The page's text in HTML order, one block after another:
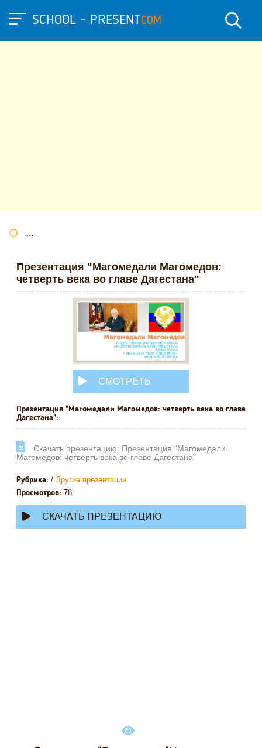
SCHOOL - PRESENTCOM
Презентация "Магомедали Магомедов:
четверть века во главе Дагестана"
СМОТРЕТЬ
ОНЛАЙН
Презентация "Магомедали Магомедов: четверть века во главе
Дагестана":
Cкачать презентацию: Презентация "Магомедали
Магомедов: четверть века во главе Дагестана"
Рубрика: / Другие презентации
Просмотров: 78
СКАЧАТЬ ПРЕЗЕНТАЦИЮ